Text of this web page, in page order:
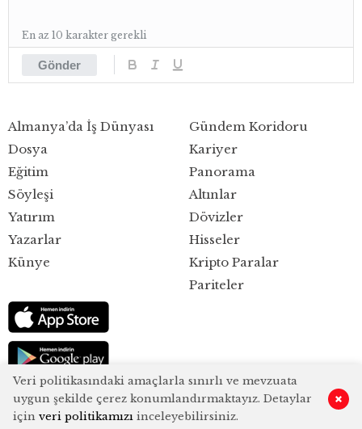
0
Gönder
En az 10 karakter gerekli
Almanya’da İş Dünyası
Dosya
Eğitim
Gündem Koridoru
Kariyer
Panorama
Söyleşi
Yatırım
Yazarlar
Künye
Altınlar
Dövizler
Hisseler
Kripto Paralar
Pariteler
Veri politikasındaki amaçlarla sınırlı ve mevzuata
uygun şekilde çerez konumlandırmaktayız. Detaylar
için veri politikamızı inceleyebilirsiniz.